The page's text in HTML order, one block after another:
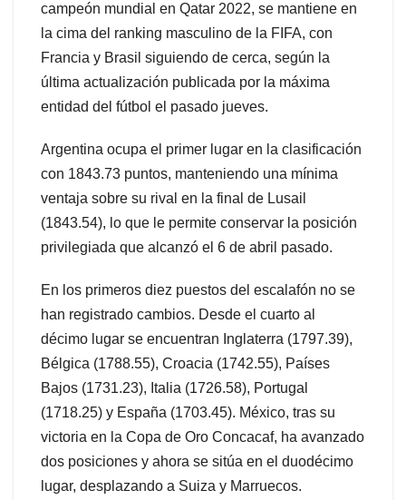
campeón mundial en Qatar 2022, se mantiene en
la cima del ranking masculino de la FIFA, con
Francia y Brasil siguiendo de cerca, según la
última actualización publicada por la máxima
entidad del fútbol el pasado jueves.
Argentina ocupa el primer lugar en la clasificación
con 1843.73 puntos, manteniendo una mínima
ventaja sobre su rival en la final de Lusail
(1843.54), lo que le permite conservar la posición
privilegiada que alcanzó el 6 de abril pasado.
En los primeros diez puestos del escalafón no se
han registrado cambios. Desde el cuarto al
décimo lugar se encuentran Inglaterra (1797.39),
Bélgica (1788.55), Croacia (1742.55), Países
Bajos (1731.23), Italia (1726.58), Portugal
(1718.25) y España (1703.45). México, tras su
victoria en la Copa de Oro Concacaf, ha avanzado
dos posiciones y ahora se sitúa en el duodécimo
lugar, desplazando a Suiza y Marruecos.